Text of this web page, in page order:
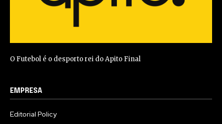
O Futebol é o desporto rei do Apito Final
EMPRESA
Editorial Policy